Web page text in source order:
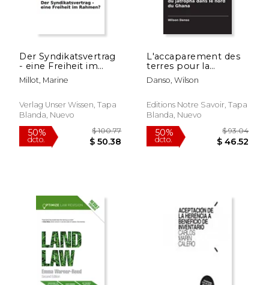
50%
dcto.
$ 143.41
$ 71.70
50%
dcto.
Der Syndikatsvertrag
- eine Freiheit im
Rahmen? (en
Alemán)
Millot, Marine
Verlag Unser Wissen, Tapa
Blanda, Nuevo
L'accaparement des
terres pour la
production de
biocarburant à partir
nord du Ghana (en
Francés)
Danso, Wilson
Editions Notre Savoir, Tapa
Blanda, Nuevo